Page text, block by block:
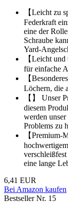
【Leicht zu
Federkraft
eine der
Schraube
Yard-
【Leicht
für einfache
【
Löchern, die
【】 Unser
diesem
werden
Problems zu
【Premium-
eine lange
6,41 EUR
Bei Amazon kaufen
Bestseller Nr. 15